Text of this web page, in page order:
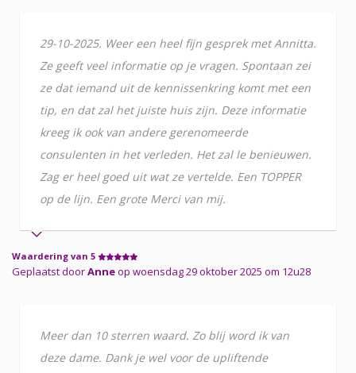
29-10-2025. Weer een heel fijn gesprek met Annitta.
Ze geeft veel informatie op je vragen. Spontaan zei
ze dat iemand uit de kennissenkring komt met een
tip, en dat zal het juiste huis zijn. Deze informatie
kreeg ik ook van andere gerenomeerde
consulenten in het verleden. Het zal le benieuwen.
Zag er heel goed uit wat ze vertelde. Een TOPPER
op de lijn. Een grote Merci van mij.
Waardering van 5
Geplaatst doorAnneop woensdag 29 oktober 2025 om 12u28
Meer dan 10 sterren waard. Zo blij word ik van
deze dame. Dank je wel voor de upliftende